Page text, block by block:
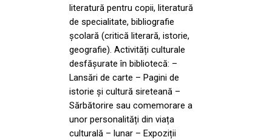
literatură pentru copii, literatură
de specialitate, bibliografie
școlară (critică literară, istorie,
geografie). Activități culturale
desfășurate în bibliotecă: –
Lansări de carte – Pagini de
istorie și cultură sireteană –
Sărbătorire sau comemorare a
unor personalități din viața
culturală – lunar – Expoziții